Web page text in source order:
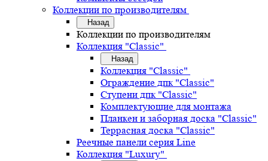
Коллекции по производителям
Назад
Коллекции по производителям
Коллекция "Classic"
Назад
Коллекция "Classic"
Ограждение дпк "Classic"
Ступени дпк "Classic"
Комплектующие для монтажа
Планкен и заборная доска "Classic"
Террасная доска "Classic"
Реечные панели серия Line
Коллекция "Luxury"